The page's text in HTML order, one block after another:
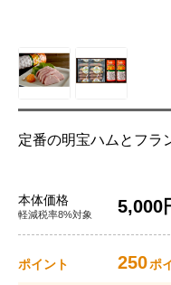
定番の明宝ハムとフラ
本体価格
軽減税率8%対象 5,000
ポイント 250ポ